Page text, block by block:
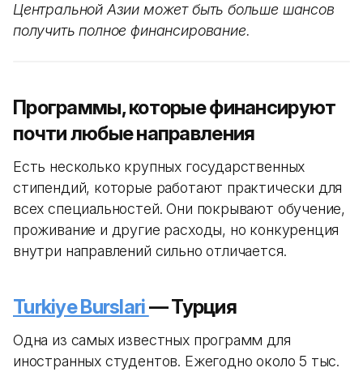
Центральной Азии может быть больше шансов
получить полное финансирование.
Программы, которые финансируют
почти любые направления
Есть несколько крупных государственных
стипендий, которые работают практически для
всех специальностей. Они покрывают обучение,
проживание и другие расходы, но конкуренция
внутри направлений сильно отличается.
Turkiye Burslari— Турция
Одна из самых известных программ для
иностранных студентов. Ежегодно около 5 тыс.